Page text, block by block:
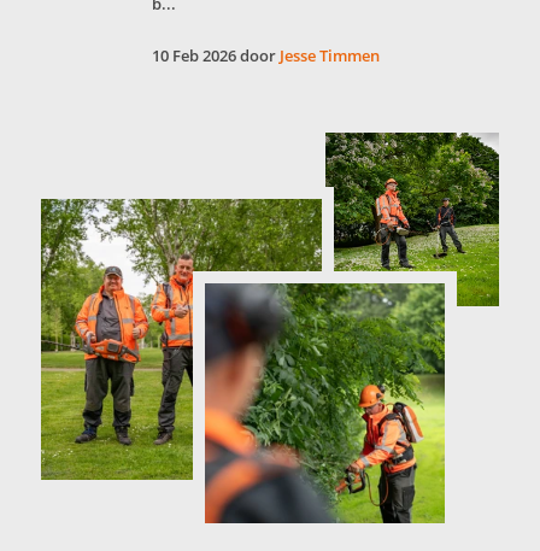
10 Feb 2026 door Jesse Timmen